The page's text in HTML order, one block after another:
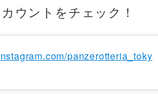
ウントをチェック！
panzerotteria_toky